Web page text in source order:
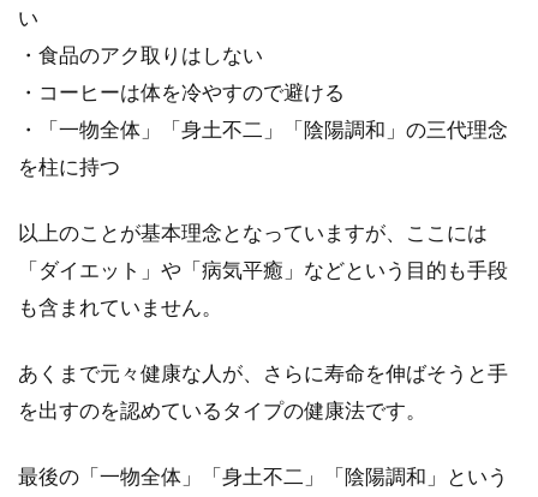
浸水なしで玄米が炊けるびっくり炊
きを失敗しない方法とは？
は？夏場は特に注意が必要！
な余っ...
い
・食品のアク取りはしない
・コーヒーは体を冷やすので避ける
・「一物全体」「身土不二」「陰陽調和」の三代理念
を柱に持つ
以上のことが基本理念となっていますが、ここには
「ダイエット」や「病気平癒」などという目的も手段
も含まれていません。
あくまで元々健康な人が、さらに寿命を伸ばそうと手
を出すのを認めているタイプの健康法です。
最後の「一物全体」「身土不二」「陰陽調和」という